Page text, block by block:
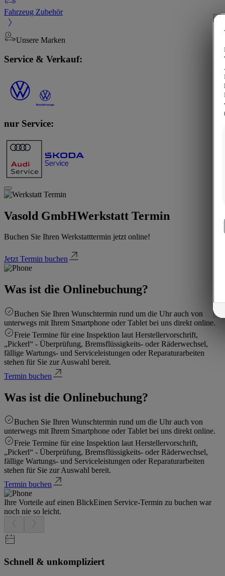
Fahrzeug Zubehör
Unsere Marken
Service & Verkauf:
nur Service:
Vasold GmbHWerkstatt Termin
Buchen Sie Ihren Werkstatttermin jetzt online!
Jetzt Termin buchen
Was ist die Onlinebuchung?
Buchen Sie Ihren Wunschtermin rund um die Uhr auch von
unterwegs mit Ihrem Smartphone oder Tablet bei uns direkt online.
Freie Termine für eine Inspektion laut Herstellervorschrift,
„Pickerl“ - Überprüfung, Bremsflüssigkeits- oder Räderwechsel,
fällige Wartungs- und Serviceleistungen oder Reparaturarbeiten
stehen für Sie zur Auswahl bereit.
Termin buchen
Was ist die Onlinebuchung?
Buchen Sie Ihren Wunschtermin rund um die Uhr auch von
unterwegs mit Ihrem Smartphone oder Tablet bei uns direkt online.
Freie Termine für eine Inspektion laut Herstellervorschrift,
„Pickerl“ - Überprüfung, Bremsflüssigkeits- oder Räderwechsel,
fällige Wartungs- und Serviceleistungen oder Reparaturarbeiten
stehen für Sie zur Auswahl bereit.
Termin buchen
Ihre Vorteile auf einen BlickEinen Service-Termin zu buchen war
noch nie so leicht.
Schnell & unkompliziert